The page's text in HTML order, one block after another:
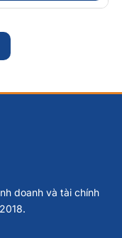
nội sinh, cải
30 tuổi trở lên.
doanh và tài chính